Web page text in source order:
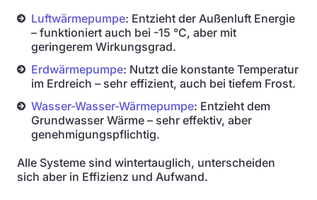
Luftwärmepumpe: Entzieht der Außenluft Energie
– funktioniert auch bei -15 °C, aber mit
geringerem Wirkungsgrad.
Erdwärmepumpe: Nutzt die konstante Temperatur
im Erdreich – sehr effizient, auch bei tiefem Frost.
Wasser-Wasser-Wärmepumpe: Entzieht dem
Grundwasser Wärme – sehr effektiv, aber
genehmigungspflichtig.
Alle Systeme sind wintertauglich, unterscheiden
sich aber in Effizienz und Aufwand.